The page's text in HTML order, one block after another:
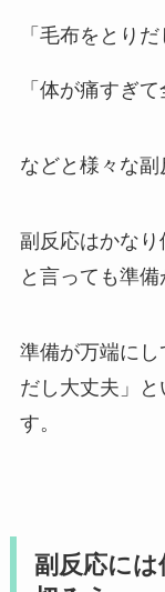
「毛布をとりだ
「体が痛すぎ
などと様々な副
副反応はかな
と言っても準備
準備が万端にし
だし大丈夫」
す。
副反応には